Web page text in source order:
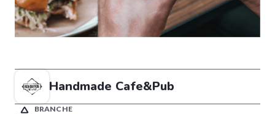
Handmade Cafe&Pub
BRANCHE